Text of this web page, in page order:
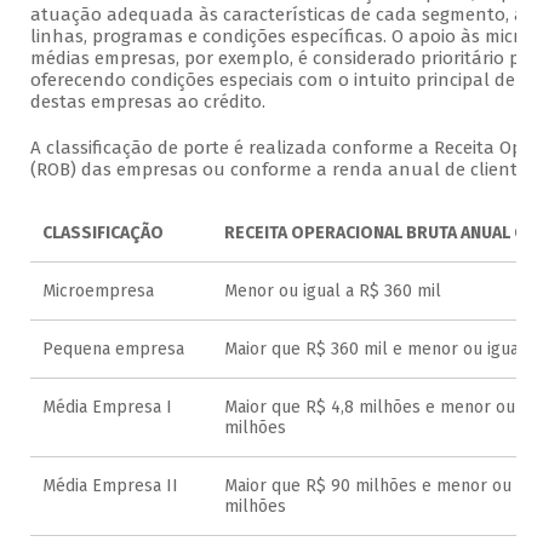
atuação adequada às características de cada segmento,
linhas, programas e condições específicas. O apoio às micro,
médias empresas, por exemplo, é considerado prioritário pelo
oferecendo condições especiais com o intuito principal de
destas empresas ao crédito.
A classificação de porte é realizada conforme a Receita
(ROB) das empresas ou conforme a renda anual de clientes
CLASSIFICAÇÃO RECEITA OPERACIONAL BRUTA ANUAL
Microempresa Menor ou igual a R$ 360 mil
Pequena empresa Maior que R$ 360 mil e menor ou igual
Média Empresa I
Maior que R$ 4,8 milhões e menor ou
milhões
Média Empresa II
Maior que R$ 90 milhões e menor ou
milhões